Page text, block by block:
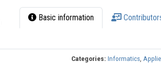
Basic information
Categories: Informatics,